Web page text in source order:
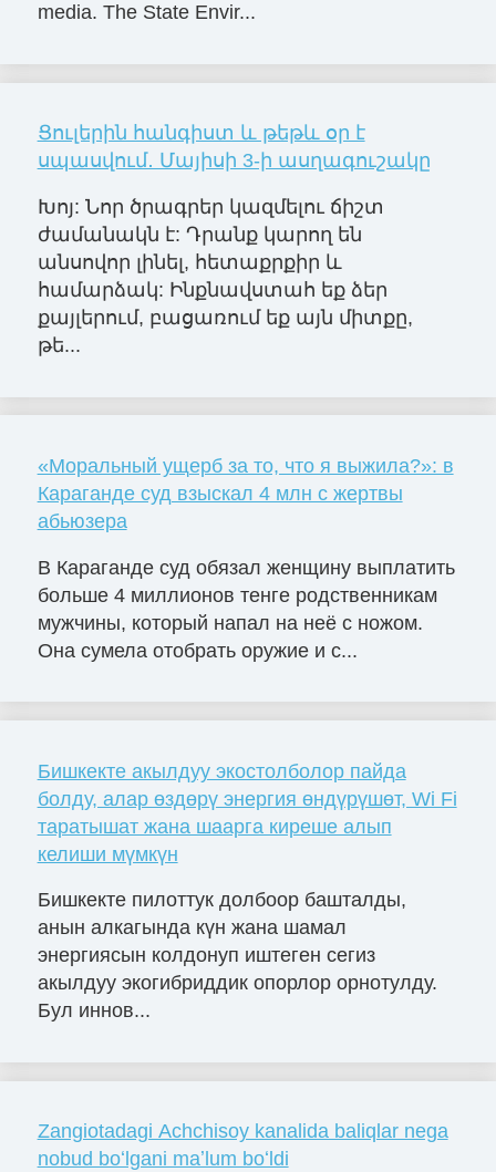
media. The State Envir...
Ցուլերին հանգիստ և թեթև օր է
սպասվում․ Մայիսի 3-ի ասղագուշակը
Խոյ: Նոր ծրագրեր կազմելու ճիշտ
ժամանակն է: Դրանք կարող են
անսովոր լինել, հետաքրքիր և
համարձակ: Ինքնավստահ եք ձեր
քայլերում, բացառում եք այն միտքը,
թե...
«Моральный ущерб за то, что я выжила?»: в
Караганде суд взыскал 4 млн с жертвы
абьюзера
В Караганде суд обязал женщину выплатить
больше 4 миллионов тенге родственникам
мужчины, который напал на неё с ножом.
Она сумела отобрать оружие и с...
Бишкекте акылдуу экостолболор пайда
болду, алар өздөрү энергия өндүрүшөт, Wi Fi
таратышат жана шаарга киреше алып
келиши мүмкүн
Бишкекте пилоттук долбоор башталды,
анын алкагында күн жана шамал
энергиясын колдонуп иштеген сегиз
акылдуу экогибриддик опорлор орнотулду.
Бул иннов...
Zangiotadagi Achchisoy kanalida baliqlar nega
nobud boʻlgani maʼlum boʻldi